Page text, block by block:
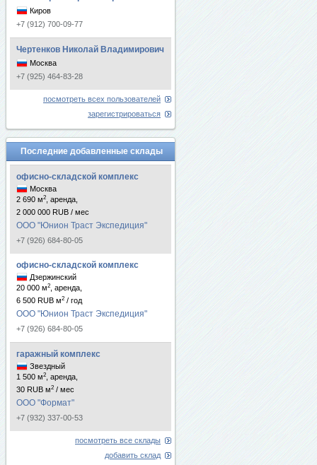
Киров
+7 (912) 700-09-77
Чертенков Николай Владимирович
Москва
+7 (925) 464-83-28
посмотреть всех пользователей
зарегистрироваться
Последние добавленные склады
офисно-складской комплекс
Москва
2 690 м2
, аренда,
2 000 000 RUB / мес
ООО "Юнион Траст Экспедиция"
+7 (926) 684-80-05
офисно-складской комплекс
Дзержинский
20 000 м2
, аренда,
6 500 RUB м2 / год
ООО "Юнион Траст Экспедиция"
+7 (926) 684-80-05
гаражный комплекс
Звездный
1 500 м2
, аренда,
30 RUB м2 / мес
ООО "Формат"
+7 (932) 337-00-53
посмотреть все склады
добавить склад